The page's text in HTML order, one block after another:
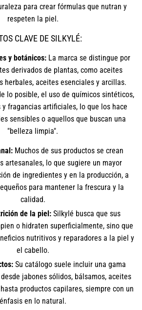
para crear fórmulas que nutran y
respeten la piel.
CLAVE DE SILKYLÉ:
y botánicos: La marca se distingue por
derivados de plantas, como aceites
herbales, aceites esenciales y arcillas.
lo posible, el uso de químicos sintéticos,
y fragancias artificiales, lo que los hace
sensibles o aquellos que buscan una
"belleza limpia".
Muchos de sus productos se crean
artesanales, lo que sugiere un mayor
de ingredientes y en la producción, a
para mantener la frescura y la
calidad.
de la piel: Silkylé busca que sus
o hidraten superficialmente, sino que
nutritivos y reparadores a la piel y
el cabello.
Su catálogo suele incluir una gama
jabones sólidos, bálsamos, aceites
productos capilares, siempre con un
énfasis en lo natural.